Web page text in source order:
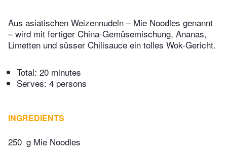
Aus asiatischen Weizennudeln – Mie Noodles genannt
– wird mit fertiger China-Gemüsemischung, Ananas,
Limetten und süsser Chilisauce ein tolles Wok-Gericht.
Total: 20 minutes
Serves: 4 persons
INGREDIENTS
250 g Mie Noodles